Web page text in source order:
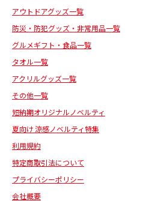
アウトドアグッズ一覧
防災・防犯グッズ・非常用品一覧
グルメギフト・食品一覧
タオル一覧
アクリルグッズ一覧
その他一覧
短納期オリジナルノベルティ
夏向け 涼感ノベルティ特集
利用規約
特定商取引法について
プライバシーポリシー
会社概要